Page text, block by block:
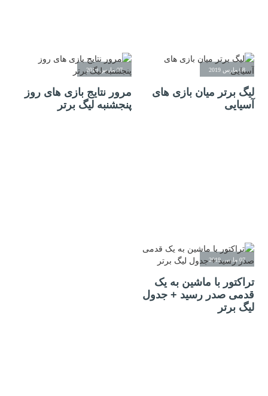
08 مارس 2019
لیگ برتر میان بازی های
آسیایی
07 مارس 2019
مرور نتایج بازی های روز
پنجشنبه لیگ برتر
07 مارس 2019
تراکتور با ماشین به یک
قدمی صدر رسید + جدول
لیگ برتر